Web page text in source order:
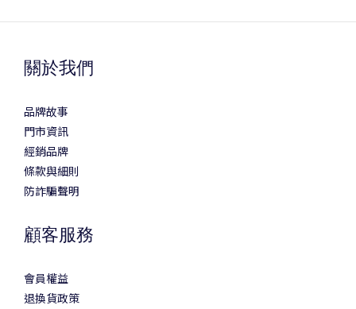
關於我們
品牌故事
門市資訊
經銷品牌
條款與細則
防詐騙聲明
顧客服務
會員權益
退換貨政策